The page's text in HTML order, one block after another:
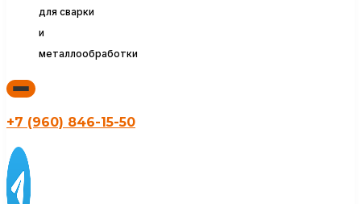
для сварки
и
металлообработки
+7 (960) 846-15-50